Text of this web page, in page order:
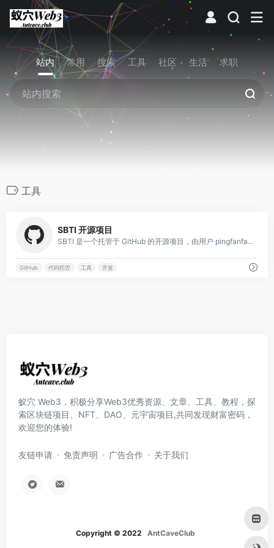
站内 常用 搜索 工具 社区 生活 求职
工具
SBTI 开源项目
SBTI 是一个托管于 GitHub 的开源项目，由用户 pingfanfan 维护，旨在通过协作开发提供相关功能或工具。
GitHub 代码托管 工具 开发
蚁穴 Web3，积极分享Web3优秀资源、文章、工具、教程，探
索区块链项目、NFT、DAO、元宇宙项目,共同发现财富密码，
欢迎您的体验!
友链申请 免责声明 广告合作 关于我们
Copyright © 2022 AntCaveClub